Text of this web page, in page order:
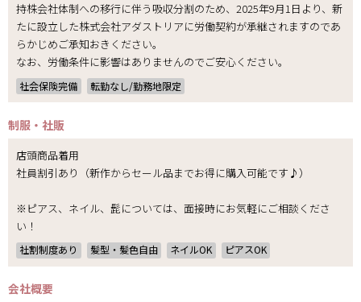
持株会社体制への移行に伴う吸収分割のため、2025年9月1日より、新
たに設立した株式会社アダストリアに労働契約が承継されますのであ
らかじめご承知おきください。
なお、労働条件に影響はありませんのでご安心ください。
社会保険完備 転勤なし/勤務地限定
制服・社販
店頭商品着用
社員割引あり（新作からセール品までお得に購入可能です♪）
※ピアス、ネイル、髭については、面接時にお気軽にご相談くださ
い！
社割制度あり 髪型・髪色自由 ネイルOK ピアスOK
会社概要